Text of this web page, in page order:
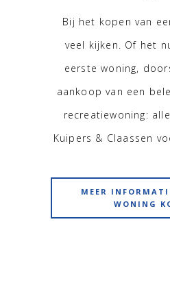
Bij het kopen van
veel kijken. Of het
eerste woning,
aankoop van een
recreatiewoning:
Kuipers & Claassen
MEER
WONING